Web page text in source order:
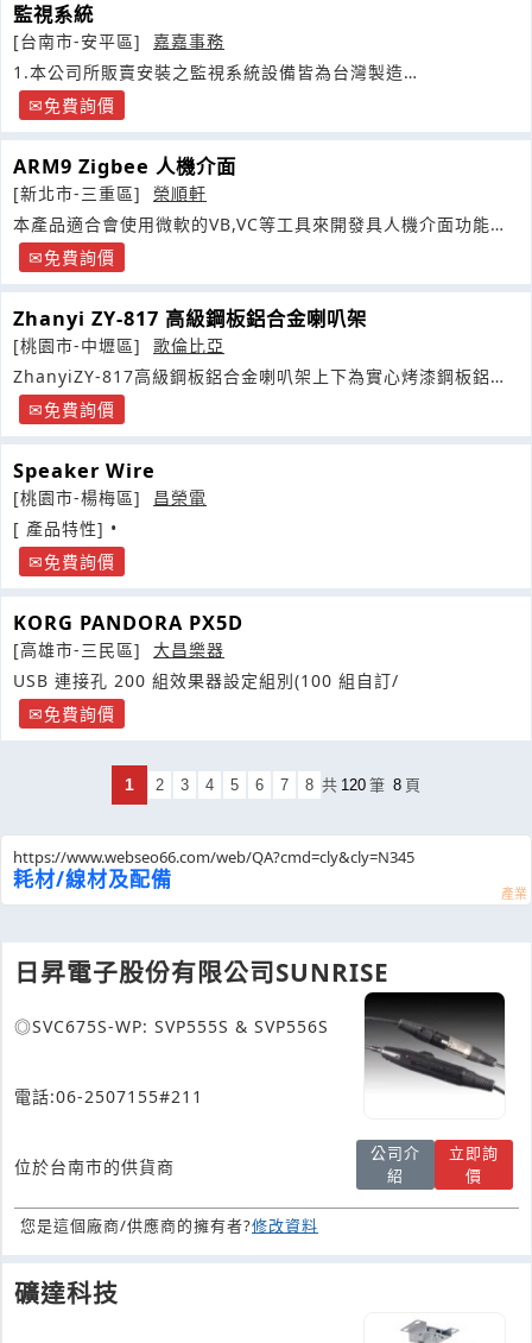
監視系統
[台南市-安平區]
嘉嘉事務
1.本公司所販賣安裝之監視系統設備皆為台灣製造
(MADEINTAIWAN
免費詢價
ARM9 Zigbee 人機介面
[新北市-三重區]
榮順軒
本產品適合會使用微軟的VB,VC等工具來開發具人機介面功能的
產品免費詢價
Zhanyi ZY-817 高級鋼板鋁合金喇叭架
[桃園市-中壢區]
歌倫比亞
ZhanyiZY-817高級鋼板鋁合金喇叭架上下為實心烤漆鋼板鋁合
金管身上板尺寸
免費詢價
Speaker Wire
[桃園市-楊梅區]
昌榮電
[ 產品特性] •
免費詢價
KORG PANDORA PX5D
[高雄市-三民區]
大昌樂器
USB 連接孔 200 組效果器設定組別(100 組自訂/
免費詢價
1 2 3 4 5 6 7 8 共 120 筆 8 頁
https://www.webseo66.com/web/QA?cmd=cly&cly=N345
耗材/線材及配備
日昇電子股份有限公司SUNRISE
◎SVC675S-WP: SVP555S & SVP556S
電話:06-2507155#211
位於台南市的供貨商
公司介
紹
立即詢
價
您是這個廠商/供應商的擁有者?修改資料
礦達科技